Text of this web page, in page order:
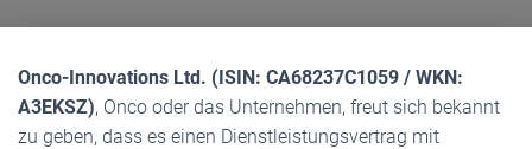
N
Onco-Innovations Ltd. (ISIN: CA68237C1059 / WKN:
A3EKSZ), Onco oder das Unternehmen, freut sich bekannt
zu geben, dass es einen Dienstleistungsvertrag mit